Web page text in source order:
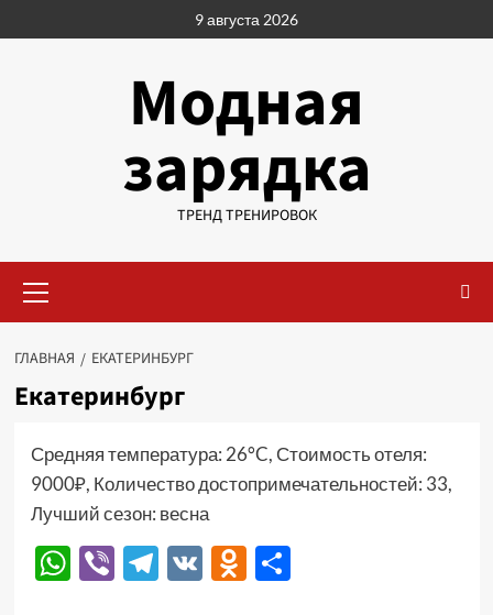
к
9 августа 2026
Модная
зарядка
ТРЕНД ТРЕНИРОВОК
меню
ГЛАВНАЯ ЕКАТЕРИНБУРГ
Екатеринбург
Средняя температура: 26°C, Стоимость отеля:
9000₽, Количество достопримечательностей: 33,
Лучший сезон: весна
WhatsApp
ViberTelegram
VKOdnoklassniki
Отправить